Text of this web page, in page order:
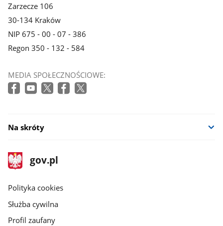
Zarzecze 106
30-134 Kraków
NIP 675 - 00 - 07 - 386
Regon 350 - 132 - 584
MEDIA SPOŁECZNOŚCIOWE:
Na skróty
stopka
gov.pl
Strona
gov.pl
gov.pl
Polityka cookies
Służba cywilna
Profil zaufany